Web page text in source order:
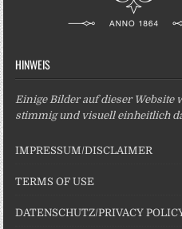
HINWEIS
Einige Bilder auf dieser
stimmig und visuell einheitlich
IMPRESSUM/DISCLAIMER
TERMS OF USE
DATENSCHUTZ/PRIVACY